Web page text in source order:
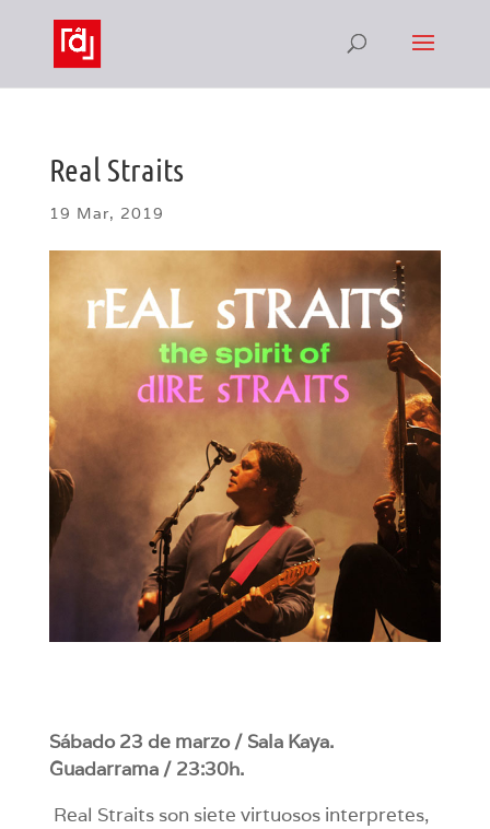
Real Straits
19 Mar, 2019
Sábado 23 de marzo / Sala Kaya.
Guadarrama / 23:30h.
Real Straits son siete virtuosos interpretes,